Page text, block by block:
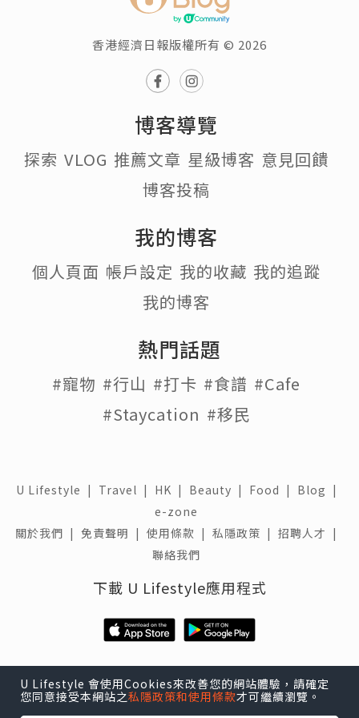
香港經濟日報版權所有 © 2026
博客導覽
探索 VLOG 推薦文章 星級博客 意見回饋
博客投稿
我的博客
個人頁面 帳戶設定 我的收藏 我的追蹤
我的博客
熱門話題
#寵物 #行山 #打卡 #食譜 #Cafe
#Staycation #移民
U Lifestyle | Travel | HK | Beauty | Food | Blog |
e-zone
關於我們 | 免責聲明 | 使用條款 | 私隱政策 | 招聘人才 |
聯絡我們
下載 U Lifestyle應用程式
U Lifestyle 會使用Cookies來改善您的網站體驗，請確定
您同意接受本網站之私隱政策和使用條款才可繼續瀏覽。